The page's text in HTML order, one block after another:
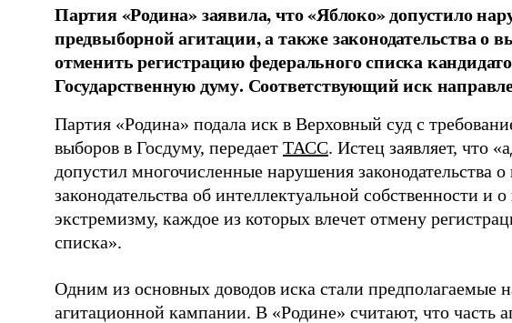
Партия «Родина» заявила, что «Яблоко» допустило
предвыборной агитации, а также законодательства о
отменить регистрацию федерального списка
Государственную думу. Соответствующий иск
Партия «Родина» подала иск в Верховный суд с
выборов в Госдуму, передает ТАСС. Истец заявляет, что
допустил многочисленные нарушения законодательства о
законодательства об интеллектуальной собственности и
экстремизму, каждое из которых влечет отмену
списка».
Одним из основных доводов иска стали предполагаемые
агитационной кампании. В «Родине» считают, что часть